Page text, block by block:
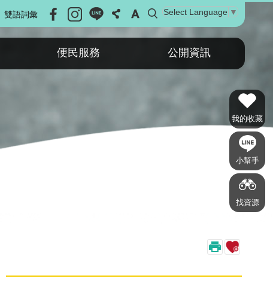
雙語詞彙 Select Language ▼
便民服務 公開資訊
我的收藏
小幫手
找資源